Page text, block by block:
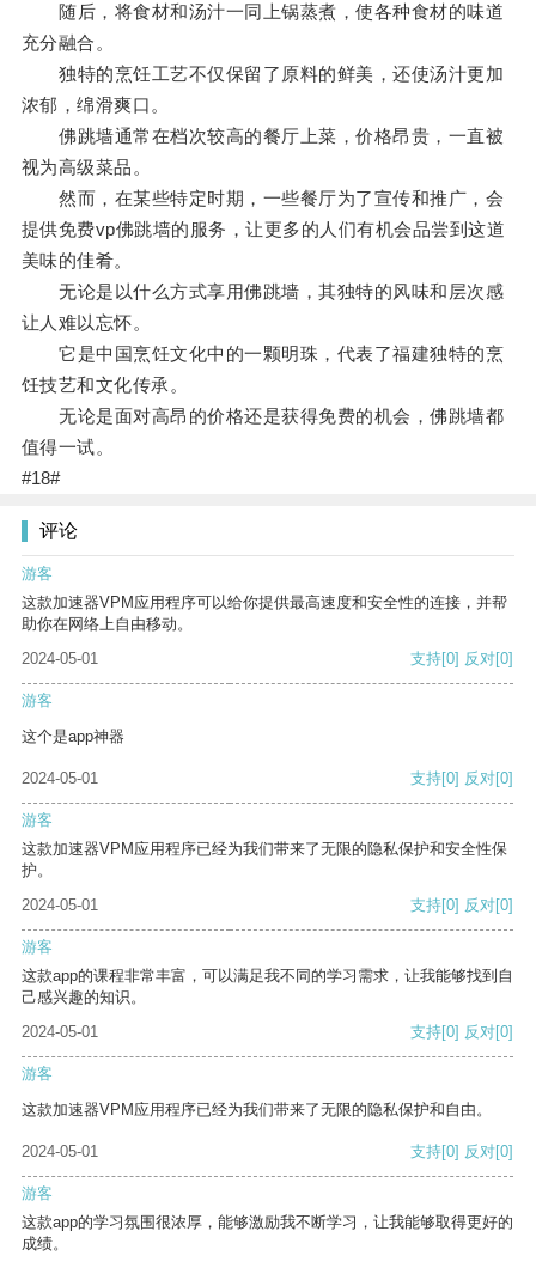
随后，将食材和汤汁一同上锅蒸煮，使各种食材的味道
充分融合。
独特的烹饪工艺不仅保留了原料的鲜美，还使汤汁更加
浓郁，绵滑爽口。
佛跳墙通常在档次较高的餐厅上菜，价格昂贵，一直被
视为高级菜品。
然而，在某些特定时期，一些餐厅为了宣传和推广，会
提供免费vp佛跳墙的服务，让更多的人们有机会品尝到这道
美味的佳肴。
无论是以什么方式享用佛跳墙，其独特的风味和层次感
让人难以忘怀。
它是中国烹饪文化中的一颗明珠，代表了福建独特的烹
饪技艺和文化传承。
无论是面对高昂的价格还是获得免费的机会，佛跳墙都
值得一试。
#18#
评论
游客
这款加速器VPM应用程序可以给你提供最高速度和安全性的连接，并帮
助你在网络上自由移动。
2024-05-01
支持[0] 反对[0]
游客
这个是app神器
2024-05-01 支持[0] 反对[0]
游客
这款加速器VPM应用程序已经为我们带来了无限的隐私保护和安全性保
护。
2024-05-01
支持[0] 反对[0]
游客
这款app的课程非常丰富，可以满足我不同的学习需求，让我能够找到自
己感兴趣的知识。
2024-05-01
支持[0] 反对[0]
游客
这款加速器VPM应用程序已经为我们带来了无限的隐私保护和自由。
2024-05-01 支持[0] 反对[0]
游客
这款app的学习氛围很浓厚，能够激励我不断学习，让我能够取得更好的
成绩。